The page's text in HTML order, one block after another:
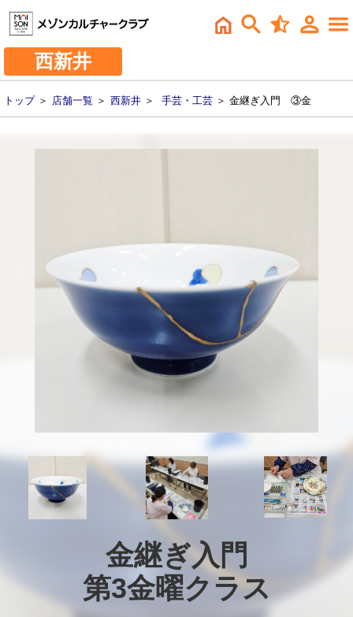
西新井
トップ＞ 店舗一覧 ＞ 西新井 ＞ 手芸・工芸 ＞ 金継ぎ入門 ③金
金継ぎ入門
第3金曜クラス